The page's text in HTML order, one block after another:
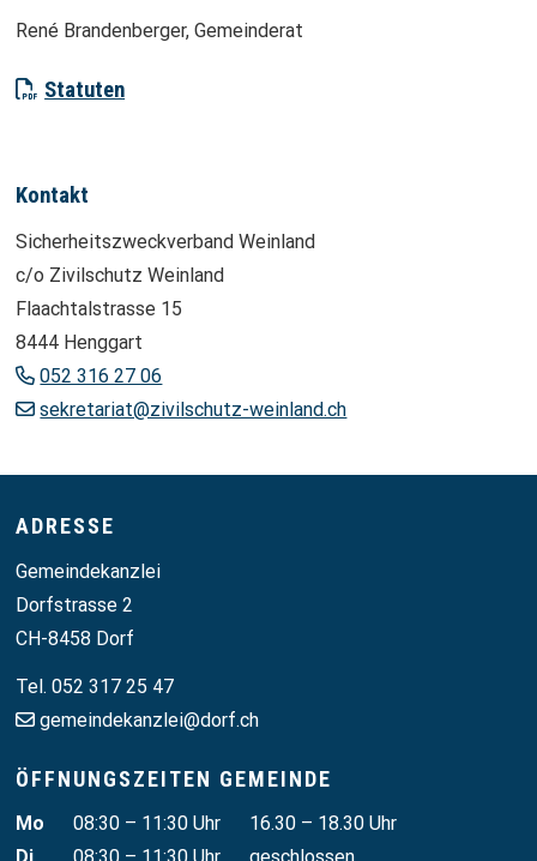
René Brandenberger, Gemeinderat
Statuten
Kontakt
Sicherheitszweckverband Weinland
c/o Zivilschutz Weinland
Flaachtalstrasse 15
8444 Henggart
052 316 27 06
sekretariat@zivilschutz-weinland.ch
Footer
ADRESSE
Gemeindekanzlei
Dorfstrasse 2
CH-8458 Dorf
Tel. 052 317 25 47
gemeindekanzlei@dorf.ch
ÖFFNUNGSZEITEN GEMEINDE
Wochentag Vormittag Nachmittag
Mo 08:30 – 11:30 Uhr
16.30 – 18.30 Uhr